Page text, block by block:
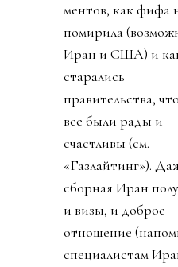
ментов, как фифа
помирила
Иран и США) и
старались
правительства,
все были рады и
счастливы (см.
«Газлайтинг»).
сборная Иран
и визы, и доброе
отношение
специалистам